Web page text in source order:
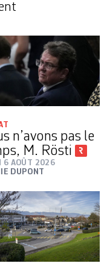
n’avons pas le
M. Rösti
6 AOÛT 2026
DUPONT